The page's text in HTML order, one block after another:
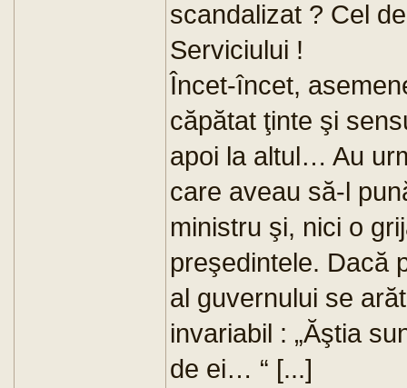
scandalizat ? Cel
Serviciului !
Încet-încet,
căpătat ţinte şi
apoi la altul… Au
care aveau să-l
ministru şi, nici o
preşedintele. Dacă
al guvernului se
invariabil : „Ăştia
de ei… “ [...]